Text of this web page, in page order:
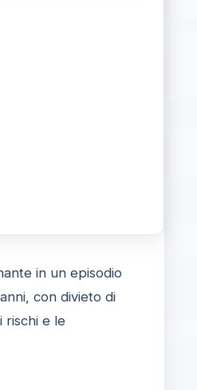
in un episodio
con divieto di
rischi e le